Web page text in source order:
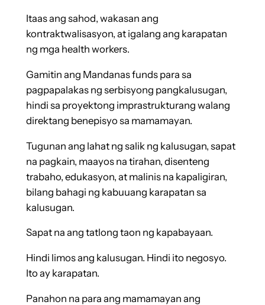
Itaas ang sahod, wakasan ang
kontraktwalisasyon, at igalang ang karapatan
ng mga health workers.
Gamitin ang Mandanas funds para sa
pagpapalakas ng serbisyong pangkalusugan,
hindi sa proyektong imprastrukturang walang
direktang benepisyo sa mamamayan.
Tugunan ang lahat ng salik ng kalusugan, sapat
na pagkain, maayos na tirahan, disenteng
trabaho, edukasyon, at malinis na kapaligiran,
bilang bahagi ng kabuuang karapatan sa
kalusugan.
Sapat na ang tatlong taon ng kapabayaan.
Hindi limos ang kalusugan. Hindi ito negosyo.
Ito ay karapatan.
Panahon na para ang mamamayan ang